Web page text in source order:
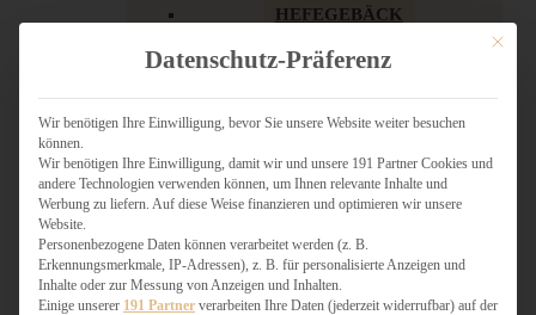
HEFEGEBÄCK
KUCHEN
LOW CARB & GESÜNDER
MY AMERICAN BAKERY
SCHOKOLADIGES
SÜSSES HAUPTGERICHT
TÖRTCHEN
VEGAN SÜSS
WEIHNACHTSBÄCKEREI
Mit
Datenschutz-Präferenz
Wir benötigen Ihre Einwilligung, bevor Sie unsere Website weiter besuchen
können.
Wir benötigen Ihre Einwilligung, damit wir und unsere 191 Partner Cookies und
andere Technologien verwenden können, um Ihnen relevante Inhalte und
Werbung zu liefern. Auf diese Weise finanzieren und optimieren wir unsere
Website.
Personenbezogene Daten können verarbeitet werden (z. B.
Erkennungsmerkmale, IP-Adressen), z. B. für personalisierte Anzeigen und
Inhalte oder zur Messung von Anzeigen und Inhalten.
Einige unserer 191 Partner verarbeiten Ihre Daten (jederzeit widerrufbar) auf der